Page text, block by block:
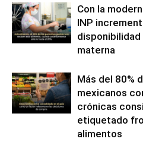
Con la
INP
materna
Más del 80%
mexicanos
crónicas
etiquetado
alimentos